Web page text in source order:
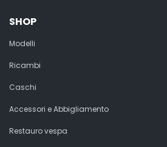
SHOP
Modelli
Ricambi
Caschi
Accessori e Abbigliamento
Restauro vespa